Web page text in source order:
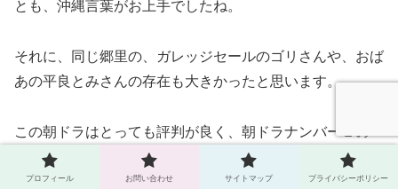
とも、沖縄言葉がお上手でしたね。
それに、同じ郷里の、ガレッジセールのゴリさんや、おば
あの平良とみさんの存在も大きかったと思います。
この朝ドラはとっても評判が良く、朝ドラナンバー１の
20世紀部門は、「
おしん
プロフィール お問い合わせ サイトマップ プライバシーポリシー